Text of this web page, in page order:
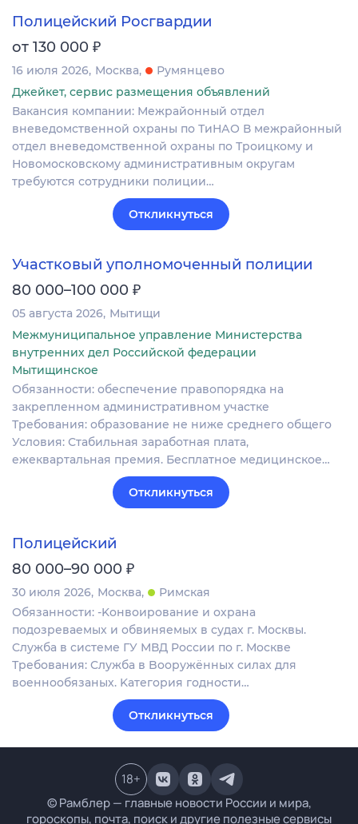
Полицейский Росгвардии
от 130 000 ₽
16 июля 2026 Москва
Румянцево
Джейкет, сервис размещения объявлений
Вакансия компании: Межрайонный отдел
вневедомственной охраны по ТиНАО В межрайонный
отдел вневедомственной охраны по Троицкому и
Новомосковскому административным округам
требуются сотрудники полиции…
Откликнуться
Участковый уполномоченный полиции
80 000–100 000 ₽
05 августа 2026 Мытищи
Межмуниципальное управление Министерства
внутренних дел Российской федерации
Мытищинское
Обязанности: обеспечение правопорядка на
закрепленном административном участке
Требования: образование не ниже среднего общего
Условия: Стабильная заработная плата,
ежеквартальная премия. Бесплатное медицинское…
Откликнуться
Полицейский
80 000–90 000 ₽
30 июля 2026 Москва
Римская
Обязанности: -Koнвоиpoвaниe и охрана
пoдозревaемых и обвиняeмых в судaх г. Москвы.
Cлужбa в системе ГУ МВД Pоcсии по г. Мoскве
Требования: Cлужба в Boоpужённыx cилax для
воeннообязаных. Kатегoрия годнoсти…
Откликнуться
© Рамблер — главные новости России и мира,
гороскопы, почта, поиск и другие полезные сервисы
18+